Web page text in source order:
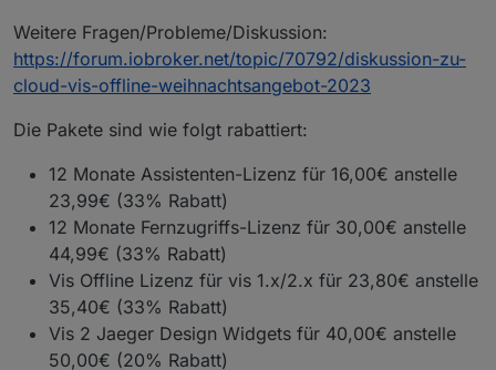
Weitere Fragen/Probleme/Diskussion:
https://forum.iobroker.net/topic/70792/diskussion-zu-
cloud-vis-offline-weihnachtsangebot-2023
Die Pakete sind wie folgt rabattiert:
12 Monate Assistenten-Lizenz für 16,00€ anstelle
23,99€ (33% Rabatt)
12 Monate Fernzugriffs-Lizenz für 30,00€ anstelle
44,99€ (33% Rabatt)
Vis Offline Lizenz für vis 1.x/2.x für 23,80€ anstelle
35,40€ (33% Rabatt)
Vis 2 Jaeger Design Widgets für 40,00€ anstelle
50,00€ (20% Rabatt)